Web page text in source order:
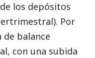
los depósitos
Por
balance
con una subida